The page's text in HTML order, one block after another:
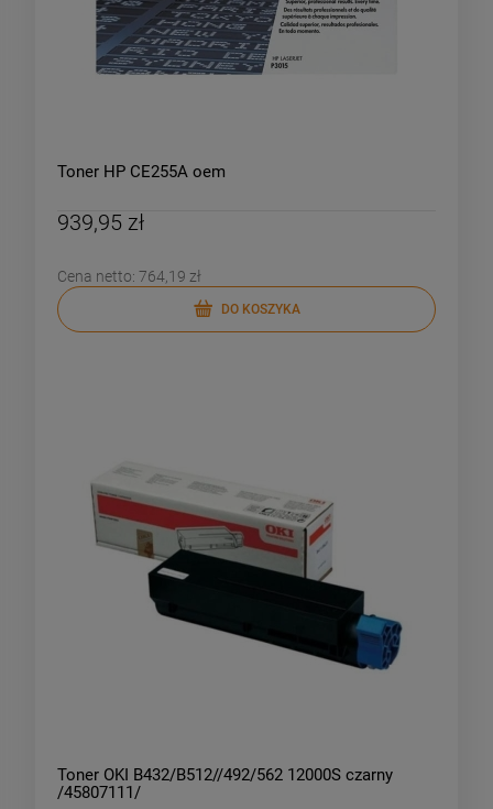
Toner HP CE255A oem
939,95 zł
Cena netto: 764,19 zł
DO KOSZYKA
Toner OKI B432/B512//492/562 12000S czarny
/45807111/